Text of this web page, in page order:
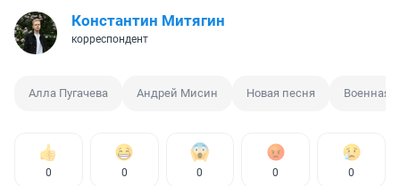
Константин Митягин
корреспондент
Алла Пугачева Андрей Мисин Новая песня Военная
0 0 0 0 0